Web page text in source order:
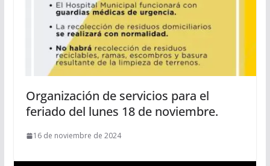
Organización de servicios para el
feriado del lunes 18 de noviembre.
16 de noviembre de 2024